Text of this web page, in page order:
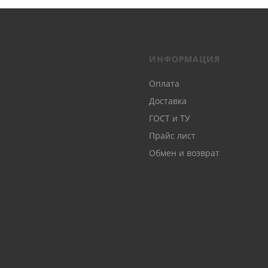
ИНФОРМАЦИЯ
Оплата
Доставка
ГОСТ и ТУ
Прайс лист
Обмен и возврат